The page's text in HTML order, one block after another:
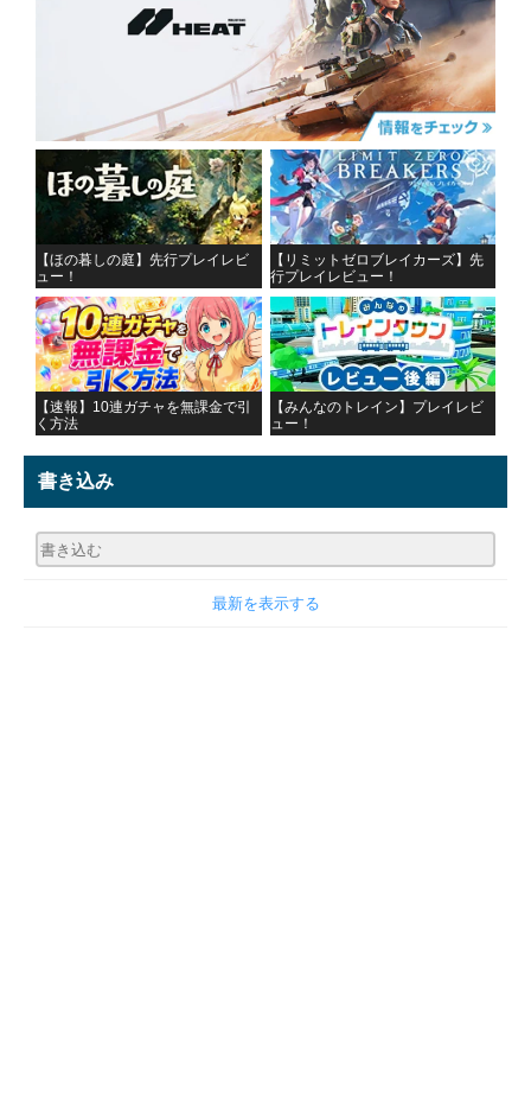
【ほの暮しの庭】先行プレイレビ
ュー！
【リミットゼロブレイカーズ】先
行プレイレビュー！
【速報】10連ガチャを無課金で引
く方法
【みんなのトレイン】プレイレビ
ュー！
書き込み
最新を表示する